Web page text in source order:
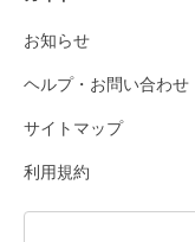
お知らせ
ヘルプ・お問い合わせ
サイトマップ
利用規約